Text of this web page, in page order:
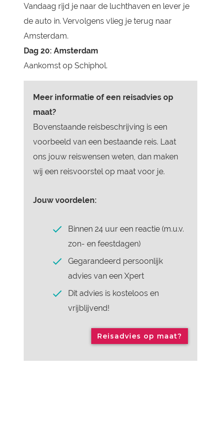
Vandaag rijd je naar de luchthaven en lever je
de auto in. Vervolgens vlieg je terug naar
Amsterdam.
Dag 20: Amsterdam
Aankomst op Schiphol.
Meer informatie of een reisadvies op
maat?
Bovenstaande reisbeschrijving is een
voorbeeld van een bestaande reis. Laat
ons jouw reiswensen weten, dan maken
wij een reisvoorstel op maat voor je.
Jouw voordelen:
Binnen 24 uur een reactie (m.u.v.
zon- en feestdagen)
Gegarandeerd persoonlijk
advies van een Xpert
Dit advies is kosteloos en
vrijblijvend!
Reisadvies op maat?